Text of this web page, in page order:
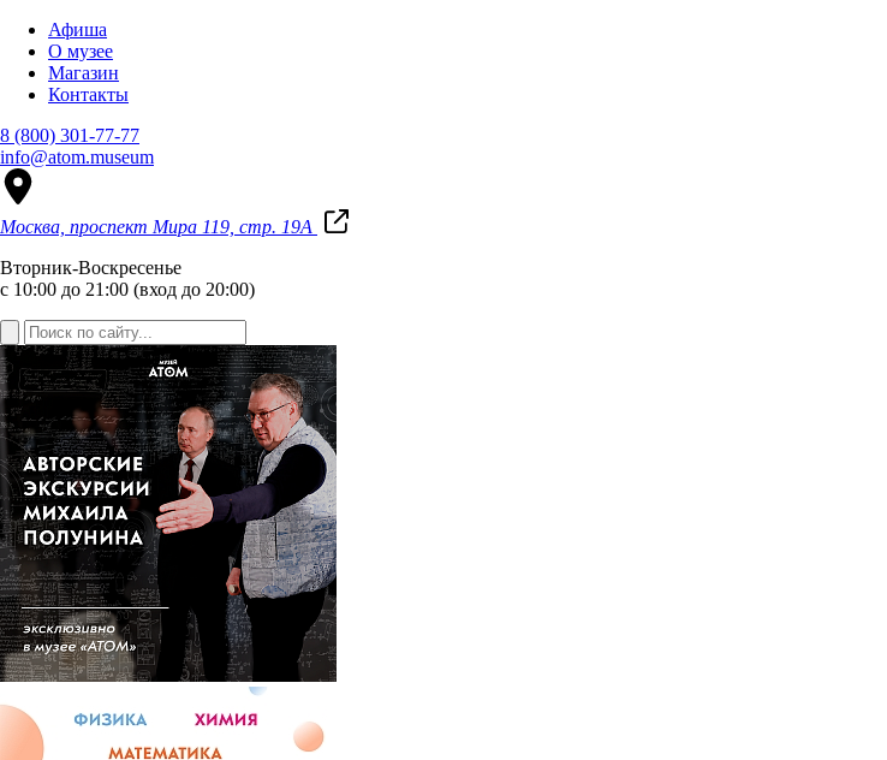
Афиша
О музее
Магазин
Контакты
8 (800) 301-77-77
info@atom.museum
Москва, проспект Мира 119, стр. 19А
Вторник-Воскресенье
с 10:00 до 21:00 (вход до 20:00)